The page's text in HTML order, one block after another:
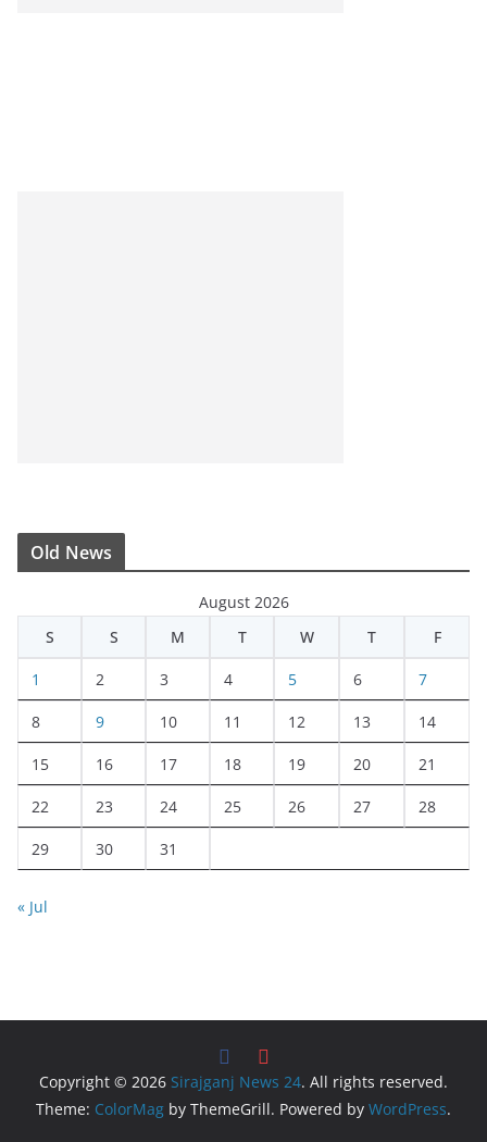
Old News
August 2026
S
S M T W T F
1 2 3 4 5 6 7
8 9 10 11 12 13 14
15 16 17 18 19 20 21
22 23 24 25 26 27 28
29 30 31
« Jul
Copyright © 2026 Sirajganj News 24. All rights reserved.
Theme: ColorMag by ThemeGrill. Powered by WordPress.